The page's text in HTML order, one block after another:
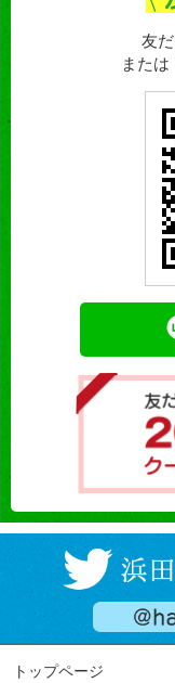
友
また
トップページ